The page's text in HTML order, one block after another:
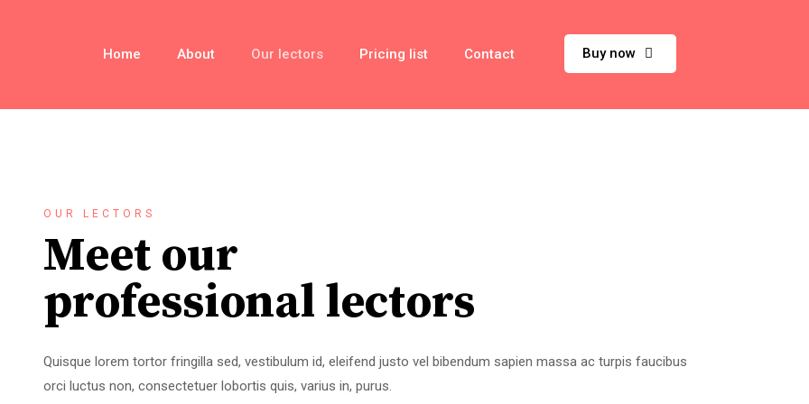
Home About Our lectors Pricing list Contact Buy now
OUR LECTORS
Meet our
professional lectors
Quisque lorem tortor fringilla sed, vestibulum id, eleifend justo vel bibendum sapien massa ac turpis faucibus
orci luctus non, consectetuer lobortis quis, varius in, purus.